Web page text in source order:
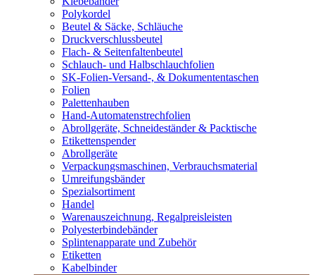
Polykordel
Beutel & Säcke, Schläuche
Druckverschlussbeutel
Flach- & Seitenfaltenbeutel
Schlauch- und Halbschlauchfolien
SK-Folien-Versand-, & Dokumententaschen
Folien
Palettenhauben
Hand-Automatenstrechfolien
Abrollgeräte, Schneideständer & Packtische
Etikettenspender
Abrollgeräte
Verpackungsmaschinen, Verbrauchsmaterial
Umreifungsbänder
Spezialsortiment
Handel
Warenauszeichnung, Regalpreisleisten
Polyesterbindebänder
Splintenapparate und Zubehör
Etiketten
Kabelbinder